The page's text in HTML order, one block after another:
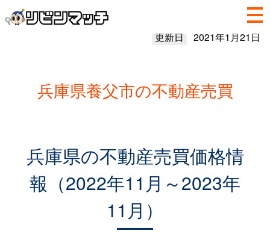
更新日 2021年1月21日
兵庫県養父市の不動産売買
兵庫県の不動産売買価格情
報（2022年11月～2023年
11月）